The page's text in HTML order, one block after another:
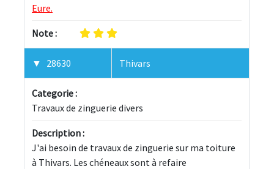
Eure.
Note :
28630 Thivars
Categorie :
Travaux de zinguerie divers
Description :
J'ai besoin de travaux de zinguerie sur ma toiture
à Thivars. Les chéneaux sont à refaire